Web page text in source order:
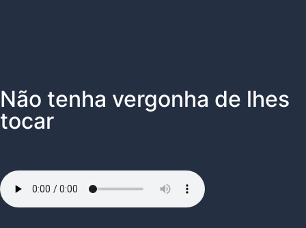
Não tenha vergonha de lhes
tocar